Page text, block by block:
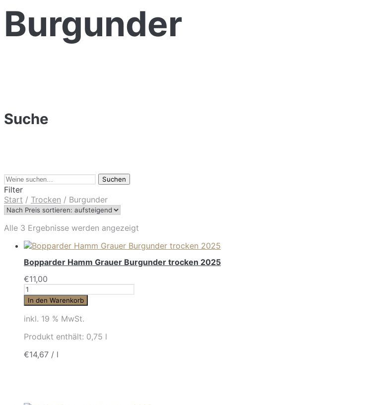
Burgunder
Suche
Suchen
Filter
Start / Trocken / Burgunder
Alle 3 Ergebnisse werden angezeigt
sortiert:
aufsteigend
Bopparder Hamm Grauer Burgunder trocken 2025
€11,00
Anzahl
In den Warenkorb
inkl. 19 % MwSt.
Produkt enthält: 0,75 l
€14,67 / l